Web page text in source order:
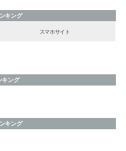
キング
スマホサイト
キング
キング